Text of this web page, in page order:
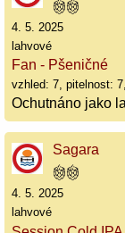
4. 5. 2025
lahvové
Fan - Pšeničné
vzhled: 7, pitelnost:
Ochutnáno jako
Sagara
4. 5. 2025
lahvové